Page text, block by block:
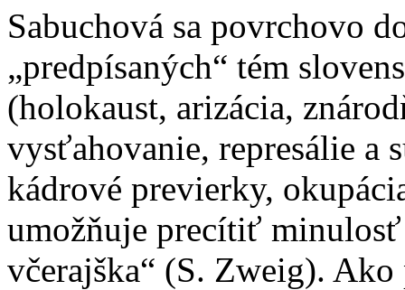
Sabuchová sa povrchovo
„predpísaných“ tém
(holokaust, arizácia,
vysťahovanie, represálie a
kádrové previerky,
umožňuje precítiť minulosť
včerajška“ (S. Zweig).